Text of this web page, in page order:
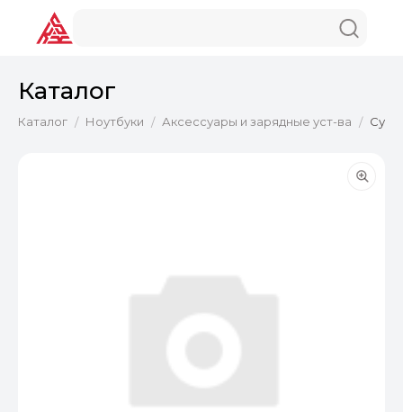
Каталог
Каталог / Ноутбуки / Аксессуары и зарядные уст-ва /